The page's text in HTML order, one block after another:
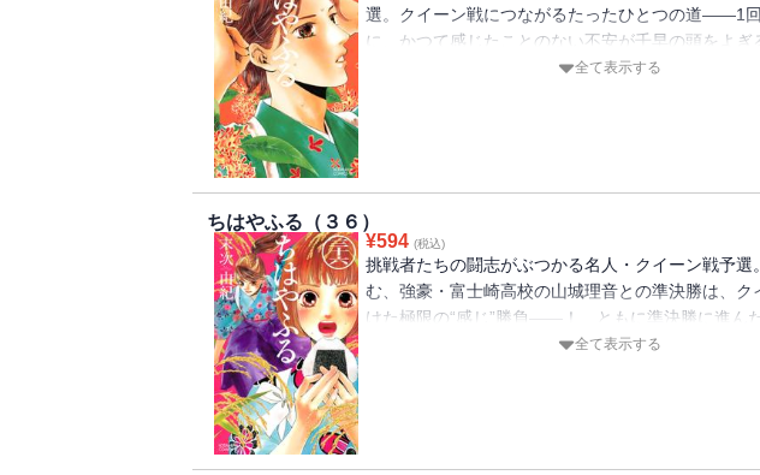
選。クイーン戦につながるたったひとつの道――1
に、かつて感じたことのない不安が千早の頭をよぎ
当に、準備してきた――？」一方、太一は周防名人
全て表示する
ちはやふる（３６）
¥594 (税込)
挑戦者たちの闘志がぶつかる名人・クイーン戦予選
む、強豪・富士崎高校の山城理音との準決勝は、ク
けた極限の“感じ”勝負――！ ともに準決勝に進ん
藤に対し、周防名人から学んだ“人を操るかるた”を
全て表示する